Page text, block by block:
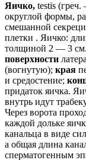
Яичко, testis
округлой формы,
смешанной
плетки . Яичко:
толщиной 2 — 3
поверхности
(вогнутую); края
и средостение;
придаток яичка.
внутрь идут
Через ворота
каждой дольке
канальца в виде
а общая длина
сперматогенным